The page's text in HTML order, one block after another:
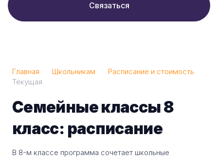
Связаться
Главная Школьникам
Расписание и стоимость
Текущая
Семейные классы 8
класс: расписание
В 8-м классе программа сочетает школьные